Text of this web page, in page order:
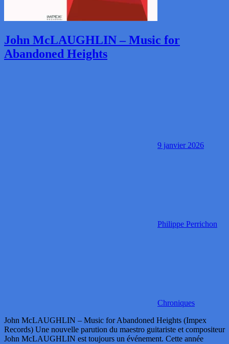
John McLAUGHLIN – Music for
Abandoned Heights
9 janvier 2026
Philippe Perrichon
Chroniques
John McLAUGHLIN – Music for Abandoned Heights (Impex
Records) Une nouvelle parution du maestro guitariste et compositeur
John McLAUGHLIN est toujours un événement. Cette année